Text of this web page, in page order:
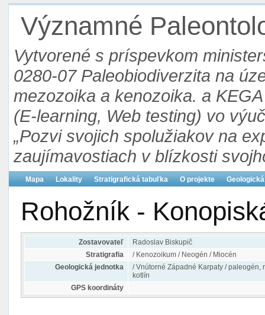
Významné
Vytvorené s príspevkom
0280-07 Paleobiodiverzita na
mezozoika a kenozoika. a
(E-learning, Web testing) vo
„Pozvi svojich spolužiakov na
zaujímavostiach v blízkosti
Mapa Lokality Stratigrafická tabuľka O projekte
Rohožník -
Zostavovateľ
Radoslav Biskupič
Stratigrafia
/ Kenozoikum / Neogén / Miocén
Geologická jednotka
/ Vnútorné Západné Karpaty / paleogén,
kotlín
GPS koordináty